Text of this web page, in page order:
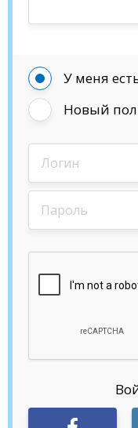
У меня
Новый